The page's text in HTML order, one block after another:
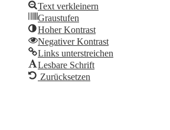
Text verkleinern
Graustufen
Hoher Kontrast
Negativer Kontrast
Links unterstreichen
Lesbare Schrift
Zurücksetzen